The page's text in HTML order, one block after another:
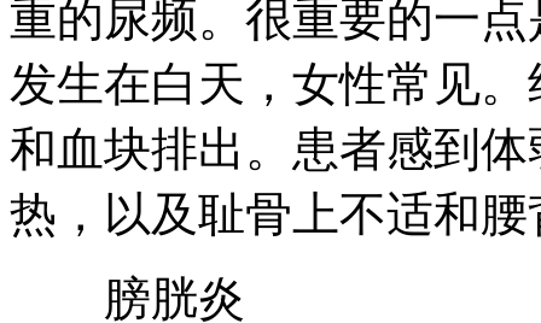
重的尿频。很重要的一
发生在白天，女性常见
和血块排出。患者感到
热，以及耻骨上不适和腰
膀胱炎